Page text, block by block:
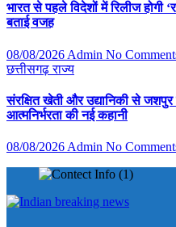
भारत से पहले विदेशों में रिलीज होगी
बताई वजह
08/08/2026 Admin No
छत्तीसगढ़राज्य
संरक्षित खेती और उद्यानिकी से
आत्मनिर्भरता की नई कहानी
08/08/2026 Admin No